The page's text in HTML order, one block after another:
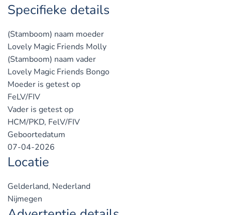
Specifieke details
(Stamboom) naam moeder
Lovely Magic Friends Molly
(Stamboom) naam vader
Lovely Magic Friends Bongo
Moeder is getest op
FeLV/FIV
Vader is getest op
HCM/PKD, FelV/FIV
Geboortedatum
07-04-2026
Locatie
Gelderland, Nederland
Nijmegen